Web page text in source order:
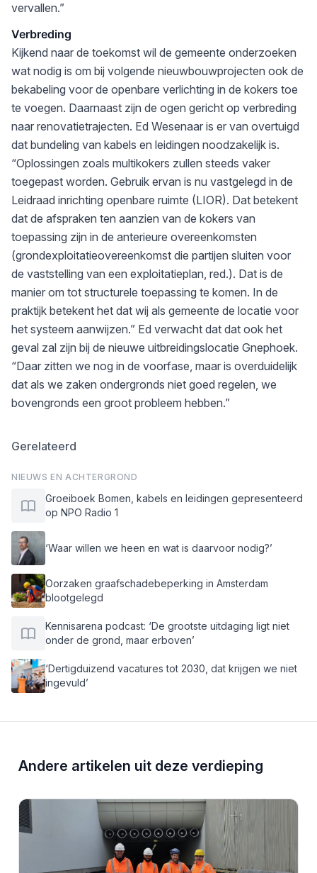
vervallen.”
Verbreding
Kijkend naar de toekomst wil de gemeente onderzoeken
wat nodig is om bij volgende nieuwbouwprojecten ook de
bekabeling voor de openbare verlichting in de kokers toe
te voegen. Daarnaast zijn de ogen gericht op verbreding
naar renovatietrajecten. Ed Wesenaar is er van overtuigd
dat bundeling van kabels en leidingen noodzakelijk is.
“Oplossingen zoals multikokers zullen steeds vaker
toegepast worden. Gebruik ervan is nu vastgelegd in de
Leidraad inrichting openbare ruimte (LIOR). Dat betekent
dat de afspraken ten aanzien van de kokers van
toepassing zijn in de anterieure overeenkomsten
(grondexploitatieovereenkomst die partijen sluiten voor
de vaststelling van een exploitatieplan, red.). Dat is de
manier om tot structurele toepassing te komen. In de
praktijk betekent het dat wij als gemeente de locatie voor
het systeem aanwijzen.” Ed verwacht dat dat ook het
geval zal zijn bij de nieuwe uitbreidingslocatie Gnephoek.
“Daar zitten we nog in de voorfase, maar is overduidelijk
dat als we zaken ondergronds niet goed regelen, we
bovengronds een groot probleem hebben.”
Gerelateerd
NIEUWS EN ACHTERGROND
Groeiboek Bomen, kabels en leidingen gepresenteerd
op NPO Radio 1
‘Waar willen we heen en wat is daarvoor nodig?’
Oorzaken graafschadebeperking in Amsterdam
blootgelegd
Kennisarena podcast: ‘De grootste uitdaging ligt niet
onder de grond, maar erboven’
‘Dertigduizend vacatures tot 2030, dat krijgen we niet
ingevuld’
Andere artikelen uit deze verdieping